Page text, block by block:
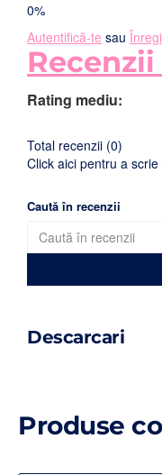
0%
Autentifică-te sau
Rating mediu:
Total recenzii (0)
Click aici pentru a
Caută în recenzii
Descarcari
Produse